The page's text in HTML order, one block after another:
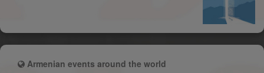
Armenian events around the world